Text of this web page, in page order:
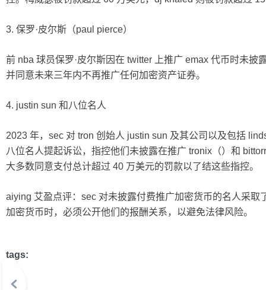
3. 保罗·皮尔斯（paul pierce）
前 nba 球员保罗·皮尔斯因在 twitter 上推广 emax 代币时未披
并同意未来三年内不再推广任何加密资产证券。
4. justin sun 和八位名人
2023 年，sec 对 tron 创始人 justin sun 及其公司以及包括
八位名人提起诉讼，指控他们未披露在推广 tronix（）和
大多数同意支付总计超过 40 万美元的罚款以了结这些指控。
aiying 艾盈点评：sec 对未披露付费推广加密货币的名人采
加密货币时，必须公开他们的报酬关系，以避免法律风险。
tags: